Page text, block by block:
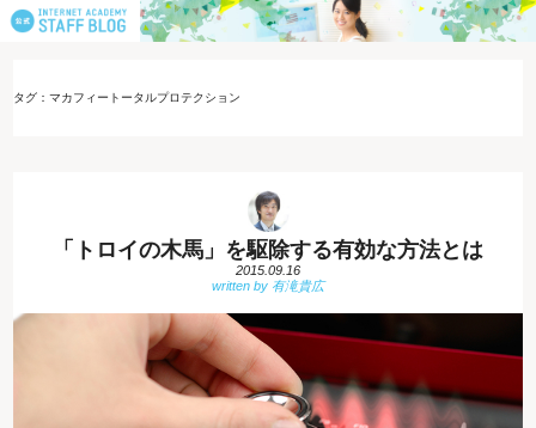
タグ：マカフィートータルプロテクション
「トロイの木馬」を駆除する有効な方法とは
2015.09.16